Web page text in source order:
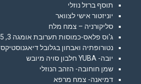
תוסף ברזל נוזלי
יוניזטור אישי לצוואר
סליקורניה – צמח מלח
ג'וס פלאס-כמוסות תערובת אומגה 3, 5, 6, 7, ו-9
נטורופתיה ואבחון בגלובל דיאגנוסטיקס
יובה- YUBA חלבון סויה מיובש
שמן חוחובה- הזהב הנוזלי
דמיאנה- צמח מרפא